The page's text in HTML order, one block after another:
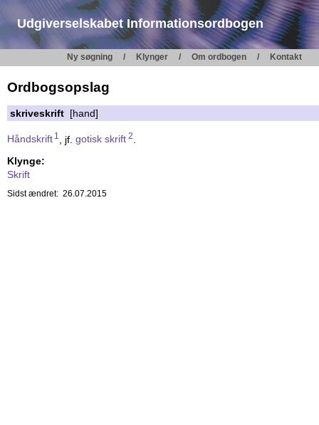
Udgiverselskabet Informationsordbogen
Ny søgning Klynger Om ordbogen Kontakt
Ordbogsopslag
skriveskrift [hand]
Håndskrift 1 , jf.gotisk skrift 2
Klynge:
Skrift
Sidst ændret: 26.07.2015